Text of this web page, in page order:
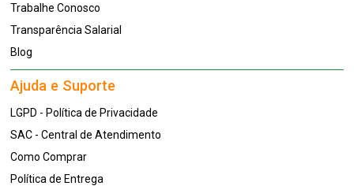
Trabalhe Conosco
Transparência Salarial
Blog
Ajuda e Suporte
LGPD - Política de Privacidade
SAC - Central de Atendimento
Como Comprar
Política de Entrega